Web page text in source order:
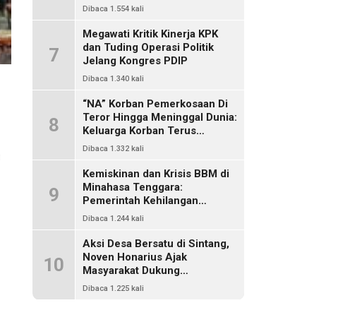
Dikriminalisasi
Dibaca 1.554 kali
7
Megawati Kritik Kinerja KPK
dan Tuding Operasi Politik
Jelang Kongres PDIP
Dibaca 1.340 kali
8
“NA” Korban Pemerkosaan Di
Teror Hingga Meninggal Dunia:
Keluarga Korban Terus
Mencari Keadilan, Dimanakah
Dibaca 1.332 kali
9
Kemiskinan dan Krisis BBM di
Minahasa Tenggara:
Pemerintah Kehilangan
Kendali, DPRD Absen Dalam
Dibaca 1.244 kali
10
Aksi Desa Bersatu di Sintang,
Noven Honarius Ajak
Masyarakat Dukung
Pembebasan Kades Empanak
Dibaca 1.225 kali